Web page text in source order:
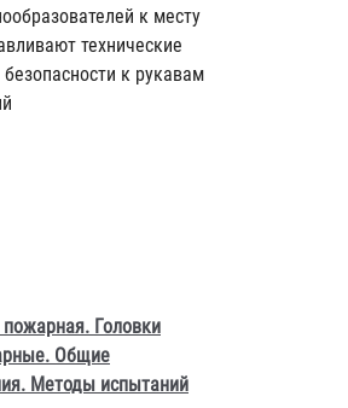
к месту
технические
к рукавам
Головки
Общие
Методы испытаний